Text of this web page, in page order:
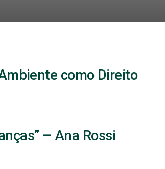
como Direito
– Ana Rossi